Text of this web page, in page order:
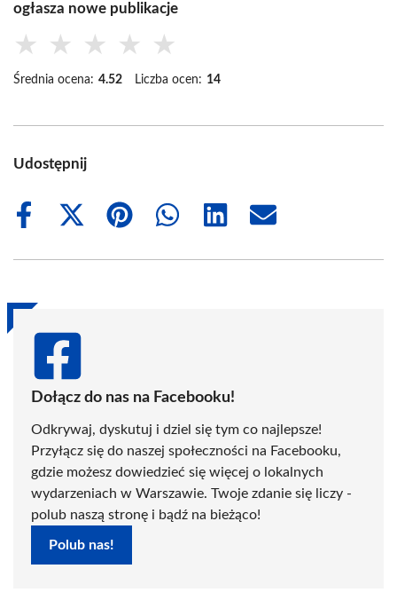
ogłasza nowe publikacje
★ ★ ★ ★ ★
Średnia ocena: 4.52 Liczba ocen: 14
Udostępnij
Share
Share
(Twitter)
Share
Share
Share
Share
Dołącz do nas na Facebooku!
Odkrywaj, dyskutuj i dziel się tym co najlepsze!
Przyłącz się do naszej społeczności na Facebooku,
gdzie możesz dowiedzieć się więcej o lokalnych
wydarzeniach w Warszawie. Twoje zdanie się liczy -
polub naszą stronę i bądź na bieżąco!
Polub nas!